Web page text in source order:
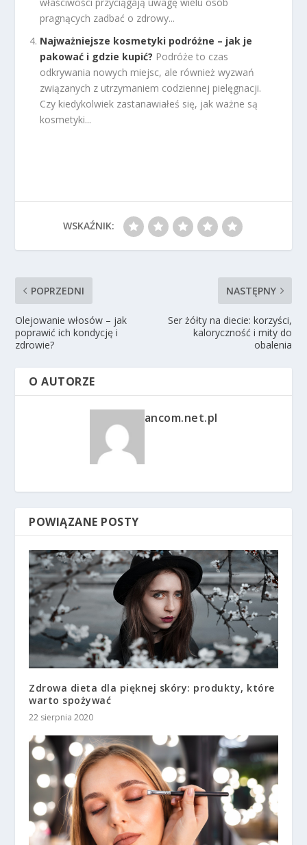
właściwości przyciągają uwagę wielu osób
pragnących zadbać o zdrowy...
Najważniejsze kosmetyki podróżne – jak je
pakować i gdzie kupić? Podróże to czas
odkrywania nowych miejsc, ale również wyzwań
związanych z utrzymaniem codziennej pielęgnacji.
Czy kiedykolwiek zastanawiałeś się, jak ważne są
kosmetyki...
WSKAŹNIK:
POPRZEDNI
Olejowanie włosów – jak
poprawić ich kondycję i
zdrowie?
NASTĘPNY
Ser żółty na diecie: korzyści,
kaloryczność i mity do
obalenia
O AUTORZE
ancom.net.pl
POWIĄZANE POSTY
Zdrowa dieta dla pięknej skóry: produkty, które
warto spożywać
22 sierpnia 2020